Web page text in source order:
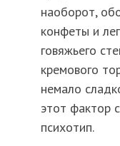
наоборот,
конфеты и
говяжьего
кремового
немало
этот фактор
психотип.